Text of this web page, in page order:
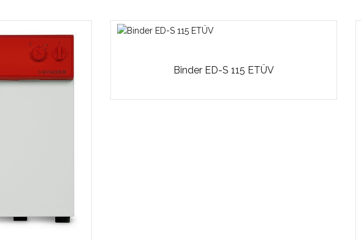
Binder ED-S 115 ETÜV